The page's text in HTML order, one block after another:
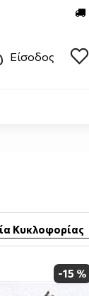
Είσοδος
-15 %